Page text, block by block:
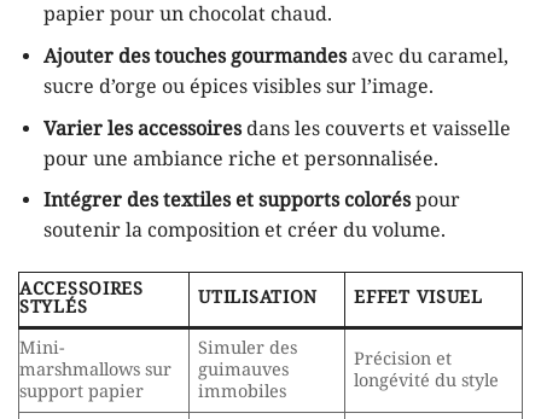
papier pour un chocolat chaud.
Ajouter des touches gourmandesavec du caramel,
sucre d’orge ou épices visibles sur l’image.
Varier les accessoiresdans les couverts et vaisselle
pour une ambiance riche et personnalisée.
Intégrer des textiles et supports coloréspour
soutenir la composition et créer du volume.
ACCESSOIRES
STYLÉS
UTILISATION EFFET VISUEL
Mini-
marshmallows sur
support papier
Simuler des
guimauves
immobiles
Précision et
longévité du style